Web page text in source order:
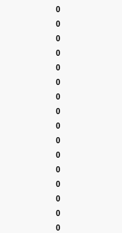
0
0
0
0
0
0
0
0
0
0
0
0
0
0
0
0